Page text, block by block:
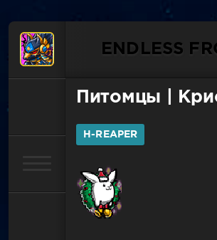
ENDLESS
Питомцы |
H-REAPER